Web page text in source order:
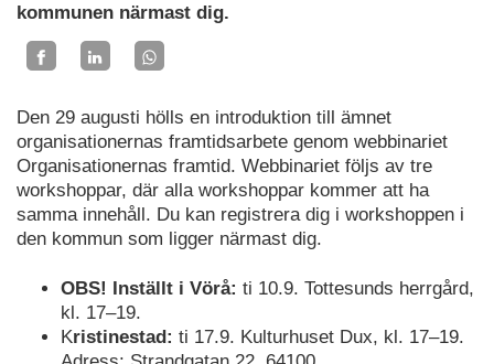
kommunen närmast dig.
Den 29 augusti hölls en introduktion till ämnet
organisationernas framtidsarbete genom webbinariet
Organisationernas framtid. Webbinariet följs av tre
workshoppar, där alla workshoppar kommer att ha
samma innehåll. Du kan registrera dig i workshoppen i
den kommun som ligger närmast dig.
OBS! Inställt i Vörå: ti 10.9. Tottesunds herrgård,
kl. 17–19.
Kristinestad: ti 17.9. Kulturhuset Dux, kl. 17–19.